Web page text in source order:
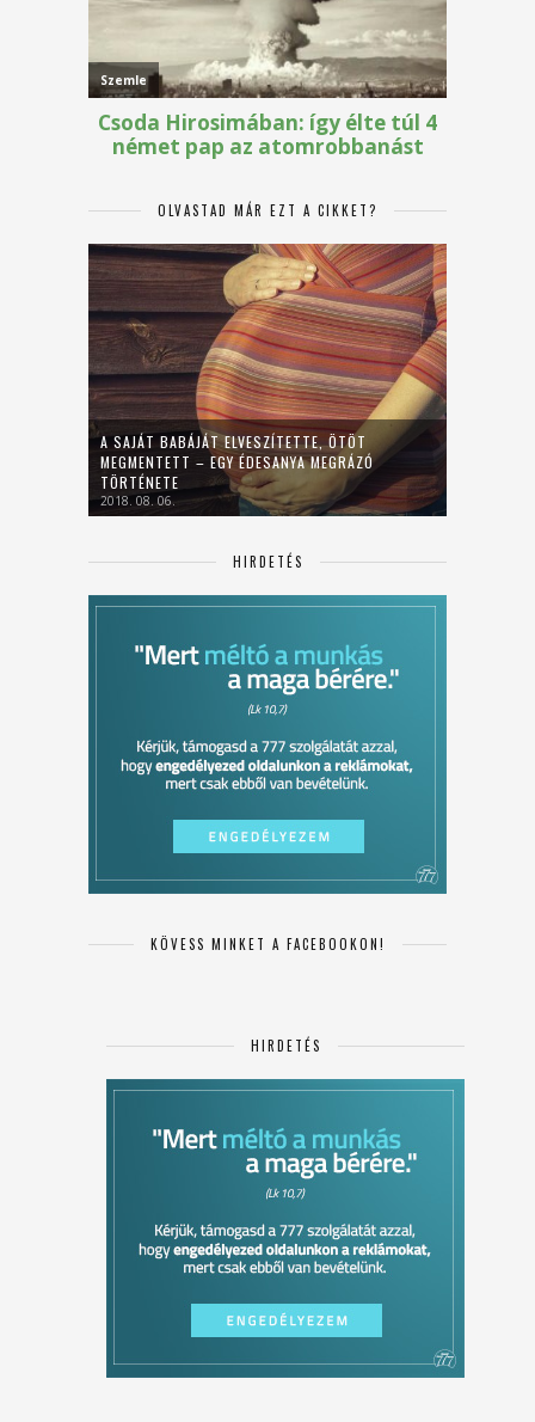
OLVASTAD MÁR EZT A CIKKET?
A SAJÁT BABÁJÁT ELVESZÍTETTE, ÖTÖT
MEGMENTETT – EGY ÉDESANYA MEGRÁZÓ
TÖRTÉNETE
2018. 08. 06.
HIRDETÉS
KÖVESS MINKET A FACEBOOKON!
HIRDETÉS